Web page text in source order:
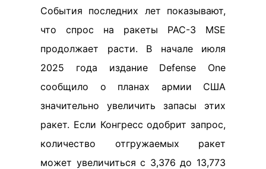
События последних лет показывают,
что спрос на ракеты PAC-3 MSE
продолжает расти. В начале июля
2025 года издание Defense One
сообщило о планах армии США
значительно увеличить запасы этих
ракет. Если Конгресс одобрит запрос,
количество отгружаемых ракет
может увеличиться с 3,376 до 13,773